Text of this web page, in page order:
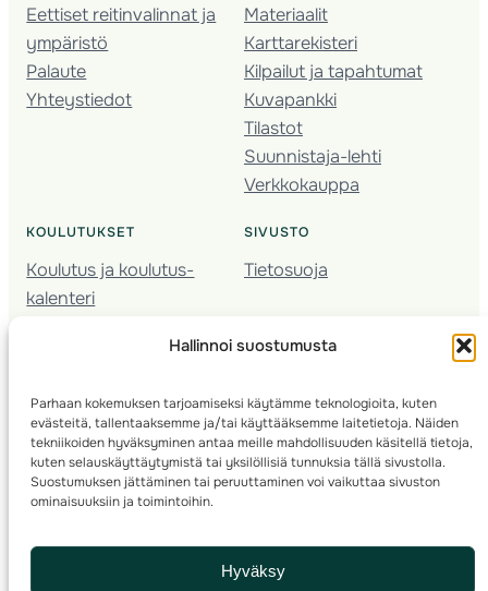
Hallinnoi suostumusta
Parhaan kokemuksen tarjoamiseksi käytämme teknologioita, kuten
evästeitä, tallentaaksemme ja/tai käyttääksemme laitetietoja. Näiden
tekniikoiden hyväksyminen antaa meille mahdollisuuden käsitellä tietoja,
kuten selauskäyttäytymistä tai yksilöllisiä tunnuksia tällä sivustolla.
Suostumuksen jättäminen tai peruuttaminen voi vaikuttaa sivuston
ominaisuuksiin ja toimintoihin.
Hyväksy
Eettiset reitinvalinnat ja
ympäristö
Palaute
Yhteystiedot
Materiaalit
Karttarekisteri
Kilpailut ja tapahtumat
Kuvapankki
Tilastot
Suunnistaja-lehti
Verkkokauppa
KOULUTUKSET
Koulutus ja koulutus­
kalenteri
Seura­kehittäminen
Kartoitus
Ratamestari
SIVUSTO
Tietosuoja
© 2025 ·Suomen Suunnistusliitto· Valimotie 10, 00380 Helsinki, Finland
info(a)suunnistusliitto.fi,Rastilipun asiat: rastilippu(a)suunnistusliitto.fi